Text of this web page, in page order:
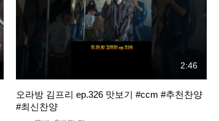
2:46
오라방 김프리 ep.326 맛보기 #ccm #추천찬양
#최신찬양